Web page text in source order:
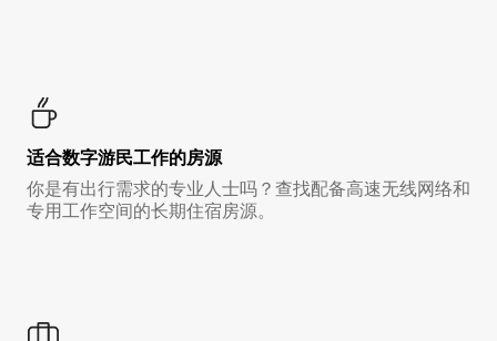
适合数字游民工作的房源
你是有出行需求的专业人士吗？查找配备高速无线网络和
专用工作空间的长期住宿房源。